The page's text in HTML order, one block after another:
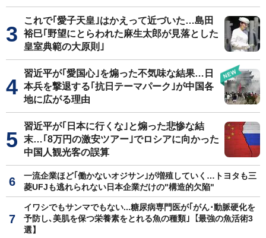
これで｢愛子天皇｣はかえって近づいた…島田
裕巳｢野望にとらわれた麻生太郎が見落とした
皇室典範の大原則｣
習近平が｢愛国心｣を煽った不気味な結果…日
本兵を撃退する｢抗日テーマパーク｣が中国各
地に広がる理由
習近平が｢日本に行くな｣と煽った悲惨な結
末…｢8万円の激安ツアー｣でロシアに向かった
中国人観光客の誤算
一流企業ほど｢働かないオジサン｣が増殖していく…トヨタも三
菱UFJも逃れられない日本企業だけの"構造的欠陥"
イワシでもサンマでもない...糖尿病専門医が｢がん･動脈硬化を
予防し､美肌を保つ栄養素をとれる魚の種類｣【最強の魚活術3
選】